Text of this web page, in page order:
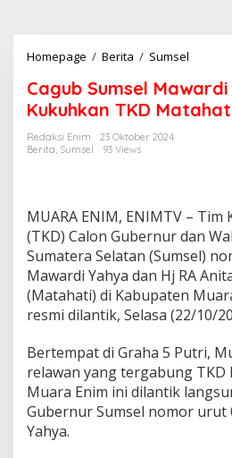
Homepage / Berita / Sumsel
g
u
b
l
M
a
w
a
d
Y
a
h
y
a
Cagub Sumsel
Kukuhkan TKD
Redaksi Enim
23 Oktober 2024
Berita, Sumsel 93 Views
MUARA ENIM, ENIMTV – Tim
(TKD) Calon Gubernur dan
Sumatera Selatan (Sumsel)
Mawardi Yahya dan Hj RA
(Matahati) di Kabupaten
resmi dilantik, Selasa (22/10/
Bertempat di Graha 5 Putri,
relawan yang tergabung
Muara Enim ini dilantik
Gubernur Sumsel nomor urut
Yahya.